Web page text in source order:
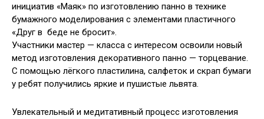
инициатив «Маяк» по изготовлению панно в технике
бумажного моделирования с элементами пластичного
«Друг в беде не бросит».
Участники мастер — класса с интересом освоили новый
метод изготовления декоративного панно — торцевание.
С помощью лёгкого пластилина, салфеток и скрап бумаги
у ребят получились яркие и пушистые львята.
Увлекательный и медитативный процесс изготовления